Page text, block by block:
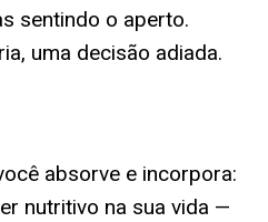
sentindo o aperto.
uma decisão adiada.
absorve e incorpora:
nutritivo na sua vida —